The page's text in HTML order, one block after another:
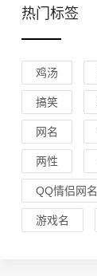
热门标签
鸡汤
搞笑
网名
两性
QQ情侣网名
游戏名